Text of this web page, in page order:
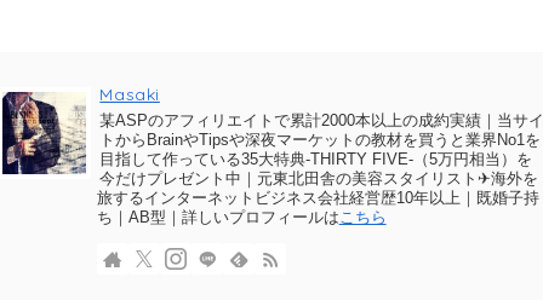
Masaki
某ASPのアフィリエイトで累計2000本以上の成約実績｜当サ
トからBrainやTipsや深夜マーケットの教材を買うと業界No1を
目指して作っている35大特典-THIRTY FIVE-（5万円相当）を
今だけプレゼント中｜元東北田舎の美容スタイリスト✈海外を
旅するインターネットビジネス会社経営歴10年以上｜既婚子持
ち｜AB型｜詳しいプロフィールはこちら